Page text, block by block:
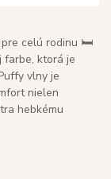
pre celú rodinu 🛏️
farbe, ktorá je
vlny je
nielen
hebkému